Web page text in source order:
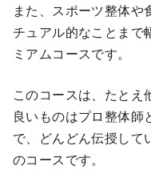
また、スポーツ整体や
チュアル的なことまで
ミアムコースです。
このコースは、たとえ
良いものはプロ整体師
で、どんどん伝授して
のコースです。